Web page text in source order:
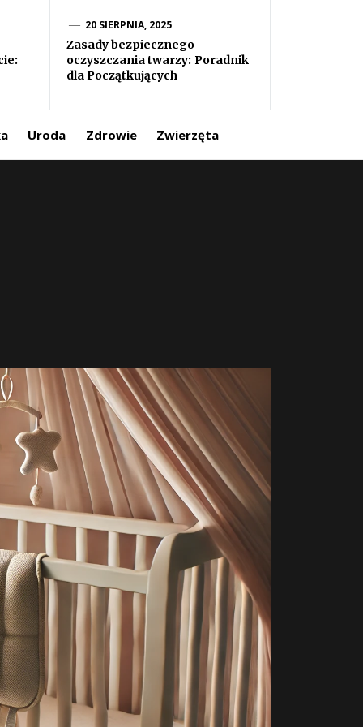
20 SIERPNIA, 2025
Zasady bezpiecznego
oczyszczania twarzy: Poradnik
dla Początkujących
Uroda Zdrowie Zwierzęta